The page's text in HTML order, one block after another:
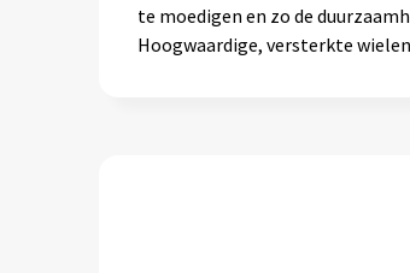
te moedigen en zo de
Hoogwaardige, versterkte